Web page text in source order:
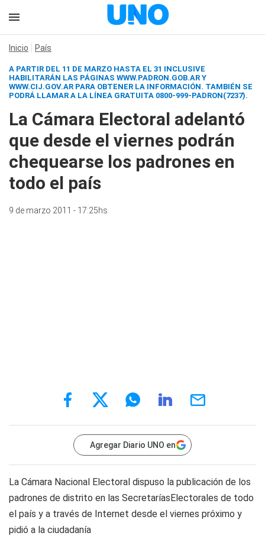
Inicio País
A PARTIR DEL 11 DE MARZO HASTA EL 31 INCLUSIVE
HABILITARÁN LAS PÁGINAS WWW.PADRON.GOB.AR Y
WWW.CIJ.GOV.AR PARA OBTENER LA INFORMACIÓN. TAMBIÉN SE
PODRÁ LLAMAR A LA LÍNEA GRATUITA 0800-999-PADRON(7237).
La Cámara Electoral adelantó
que desde el viernes podrán
chequearse los padrones en
todo el país
9 de marzo 2011 - 17:25hs
Agregar Diario UNO en
La Cámara Nacional Electoral dispuso la publicación de los
padrones de distrito en las SecretaríasElectorales de todo
el país y a través de Internet desde el viernes próximo y
pidió a la ciudadanía